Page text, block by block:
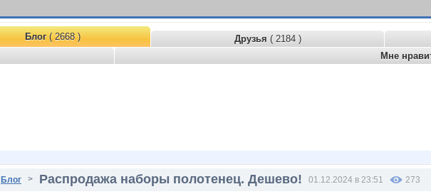
Блог( 2668 ) Друзья ( 2184 )
Мне
Блог > Распродажа наборы полотенец. Дешево! 01.12.2024 в 23:51 273